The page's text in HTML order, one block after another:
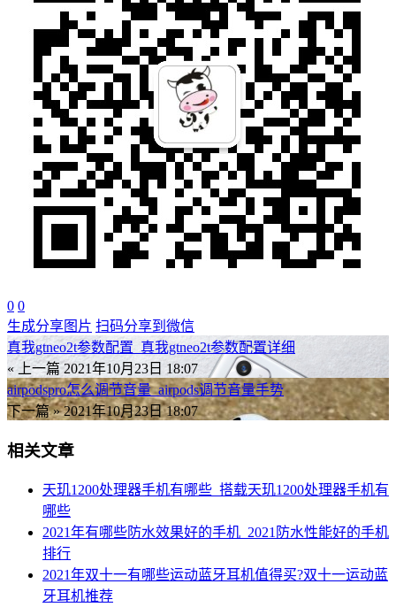
0 0
生成分享图片 扫码分享到微信
真我gtneo2t参数配置_真我gtneo2t参数配置详细
« 上一篇 2021年10月23日 18:07
airpodspro怎么调节音量_airpods调节音量手势
下一篇 » 2021年10月23日 18:07
相关文章
天玑1200处理器手机有哪些_搭载天玑1200处理器手机有
哪些
2021年有哪些防水效果好的手机_2021防水性能好的手机
排行
2021年双十一有哪些运动蓝牙耳机值得买?双十一运动蓝
牙耳机推荐